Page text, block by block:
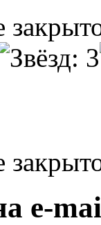
e-